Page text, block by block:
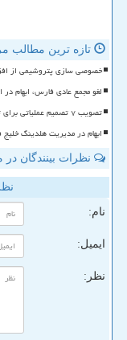
تازه ترین مطالب
خصوصی سازی پتروشیمی از
لغو مجمع عادی فارس، ابهام
تصویب ۷ تصمیم عملیاتی برای تأمین برق صنایع و پایداری تولید
ابهام در مدیریت هلدینگ
نظرات بینندگان
نام:
ایمیل:
نظر: